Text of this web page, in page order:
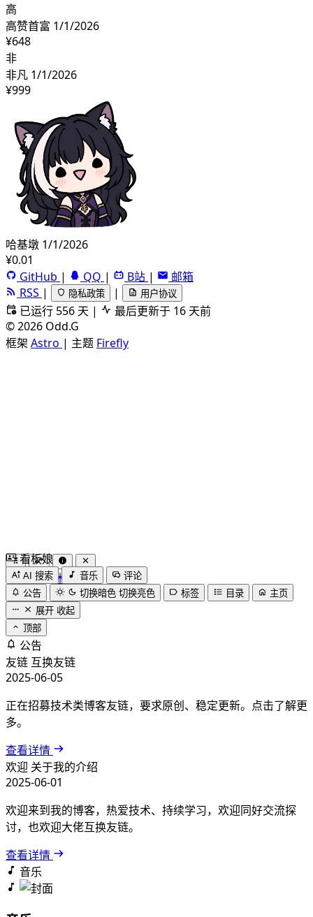
高
高赞首富 1/1/2026
¥648
非
非凡 1/1/2026
¥999
哈基墩 1/1/2026
¥0.01
GitHub | QQ | B站 |
邮箱
RSS | 隐私政策 | 用户协议
已运行 556 天 |
最后更新于 16 天前
©2026 Odd.G
框架 Astro | 主题 Firefly
by 木果阿木果
看板娘
AI 搜索 音乐
评论
公告
切换暗色 切换亮色 标签 目录
主页
展开 收起
顶部
公告
友链 互换友链
2025-06-05
正在招募技术类博客友链，要求原创、稳定更新。点击了解更
多。
查看详情
欢迎 关于我的介绍
2025-06-01
欢迎来到我的博客，热爱技术、持续学习，欢迎同好交流探
讨，也欢迎大佬互换友链。
查看详情
音乐